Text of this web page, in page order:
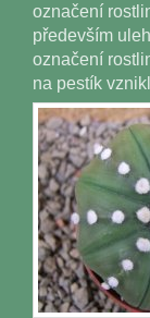
označení
především
označení
na pestík